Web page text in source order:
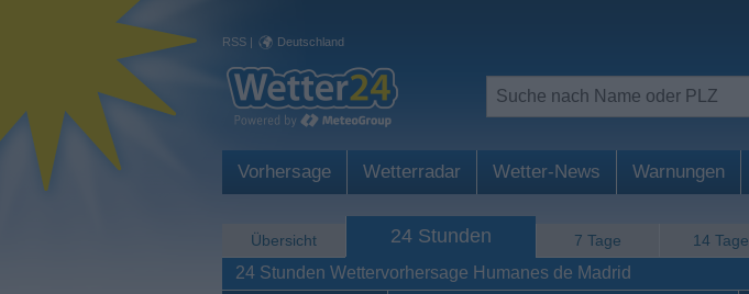
RSS | Deutschland
Vorhersage Wetterradar Wetter-News Warnungen
Übersicht 24 Stunden 7 Tage 14 Tage
24 Stunden Wettervorhersage Humanes de Madrid